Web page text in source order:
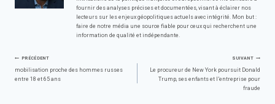
fournir des analyses précises et documentées, visant à éclairer nos
lecteurs sur les enjeux géopolitiques actuels avec intégrité. Mon but :
faire de notre média une source fiable pour ceux qui recherchent une
information de qualité et indépendante.
Navigation
PRÉCÉDENT
mobilisation proche des hommes russes
entre 18 et 65 ans
SUIVANT
Le procureur de New York poursuit Donald
Trump, ses enfants et l’entreprise pour
fraude